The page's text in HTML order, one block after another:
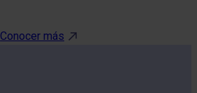
Conocer más